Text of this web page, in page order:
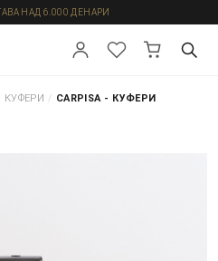
НАД 6.000 ДЕНАРИ
КУФЕРИ / CARPISA - КУФЕРИ